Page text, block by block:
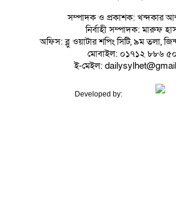
সম্পাদক ও প্রকাশক: খন্দকার
নির্বাহী সম্পাদক: মারুফ
অফিস: ব্লু ওয়াটার শপিং সিটি, ৯ম তলা,
মোবাইল: ০১৭১২ ৮৮৬
ই-মেইল:
Developed by: